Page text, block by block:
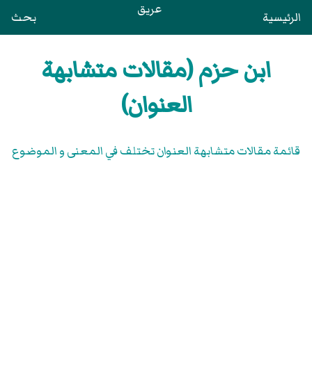
الرئيسية عريق بحث
ابن حزم (مقالات متشابهة
العنوان)
قائمة مقالات متشابهة العنوان تختلف في المعنى و الموضوع